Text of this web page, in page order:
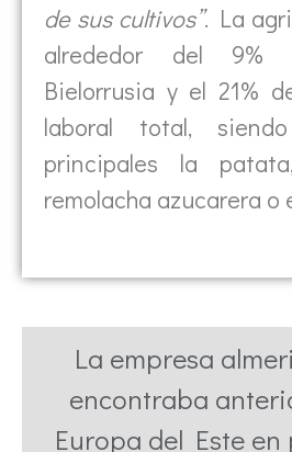
de sus cultivos”. La
alrededor del
Bielorrusia y el 21%
laboral total,
principales la
remolacha azucarera o
La empresa
encontraba
Europa del Este en